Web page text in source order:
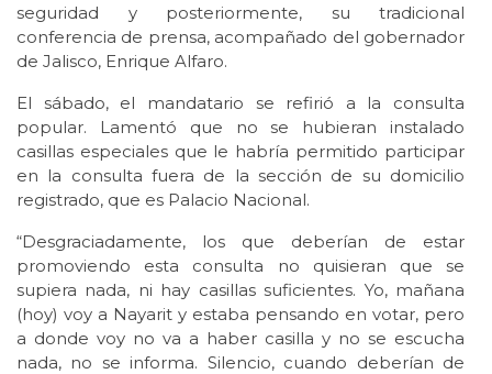
seguridad y posteriormente, su tradicional
conferencia de prensa, acompañado del gobernador
de Jalisco, Enrique Alfaro.
El sábado, el mandatario se refirió a la consulta
popular. Lamentó que no se hubieran instalado
casillas especiales que le habría permitido participar
en la consulta fuera de la sección de su domicilio
registrado, que es Palacio Nacional.
“Desgraciadamente, los que deberían de estar
promoviendo esta consulta no quisieran que se
supiera nada, ni hay casillas suficientes. Yo, mañana
(hoy) voy a Nayarit y estaba pensando en votar, pero
a donde voy no va a haber casilla y no se escucha
nada, no se informa. Silencio, cuando deberían de